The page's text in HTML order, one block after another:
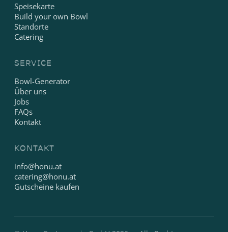
Speisekarte
Build your own Bowl
Standorte
Catering
SERVICE
Bowl-Generator
Über uns
Jobs
FAQs
Kontakt
KONTAKT
info@honu.at
catering@honu.at
Gutscheine kaufen